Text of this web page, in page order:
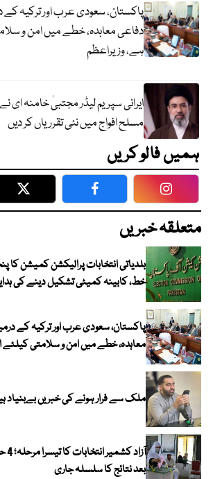
پاکستان، سعودی عرب اور ترکیہ کے
دفاعی معاہدہ، خطے میں امن و
ہے، وزیراعظم
ایرانی سپریم لیڈر مجتبیٰ خامنہ ای
مسلح افواج میں نئی تقرریاں کر دیں
ہمیں فالو کریں
Twitter Facebook
متعلقہ خبریں
بلدیاتی انتخابات پرالیکشن کمیشن کا
خط، کابینہ کمیٹی تشکیل دینے کی
پاکستان، سعودی عرب اور ترکیہ کے
معاہدہ، خطے میں امن و سلامتی کیلئے
ملک سے فرار ہونے کی خبریں بےبنیاد
بعد نتائج کا سلسلہ جاری